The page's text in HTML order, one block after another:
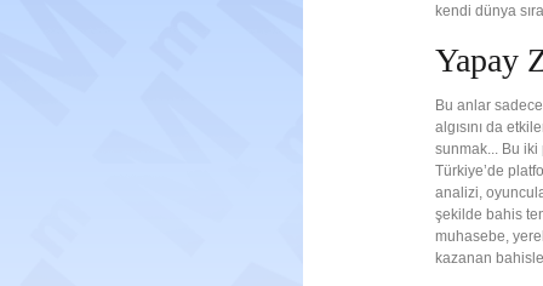
kendi dünya
Yapay
Bu anlar
algısını da
sunmak... Bu
Türkiye’de
analizi,
şekilde bahis
muhasebe,
kazanan